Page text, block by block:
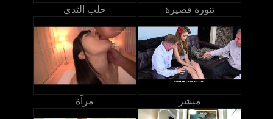
حلب الثدي تنورة قصيرة
مرآة مبشر